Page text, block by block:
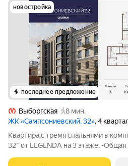
новостройка
последнее предложение
Выборгская
8 мин.
ЖК «Сампсониевский, 32», 4
Квартира с тремя спальнями в
32" от LEGENDA на 3 этаже. -